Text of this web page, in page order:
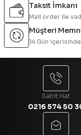
Ürün
Ürün bilgilerinde
Ürün fiyatı diğer
Taksit İmkanı
Mail order ile
Müşteri
14 Gün
Sabit Hat
0216 574 50